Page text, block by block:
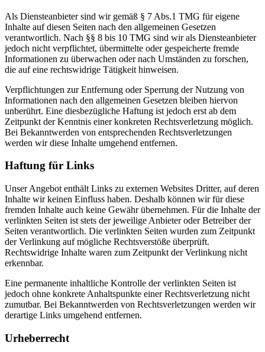
Als Diensteanbieter sind wir gemäß § 7 Abs.1 TMG für eigene
Inhalte auf diesen Seiten nach den allgemeinen Gesetzen
verantwortlich. Nach §§ 8 bis 10 TMG sind wir als Diensteanbieter
jedoch nicht verpflichtet, übermittelte oder gespeicherte fremde
Informationen zu überwachen oder nach Umständen zu forschen,
die auf eine rechtswidrige Tätigkeit hinweisen.
Verpflichtungen zur Entfernung oder Sperrung der Nutzung von
Informationen nach den allgemeinen Gesetzen bleiben hiervon
unberührt. Eine diesbezügliche Haftung ist jedoch erst ab dem
Zeitpunkt der Kenntnis einer konkreten Rechtsverletzung möglich.
Bei Bekanntwerden von entsprechenden Rechtsverletzungen
werden wir diese Inhalte umgehend entfernen.
Haftung für Links
Unser Angebot enthält Links zu externen Websites Dritter, auf deren
Inhalte wir keinen Einfluss haben. Deshalb können wir für diese
fremden Inhalte auch keine Gewähr übernehmen. Für die Inhalte der
verlinkten Seiten ist stets der jeweilige Anbieter oder Betreiber der
Seiten verantwortlich. Die verlinkten Seiten wurden zum Zeitpunkt
der Verlinkung auf mögliche Rechtsverstöße überprüft.
Rechtswidrige Inhalte waren zum Zeitpunkt der Verlinkung nicht
erkennbar.
Eine permanente inhaltliche Kontrolle der verlinkten Seiten ist
jedoch ohne konkrete Anhaltspunkte einer Rechtsverletzung nicht
zumutbar. Bei Bekanntwerden von Rechtsverletzungen werden wir
derartige Links umgehend entfernen.
Urheberrecht